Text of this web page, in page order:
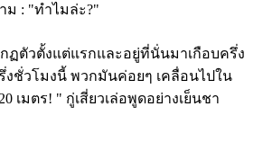
ม : "ทำไมล่ะ?"
กฏตัวตั้งแต่แรกและอยู่ที่นั่นมาเกือบครึ่ง
งชั่วโมงนี้ พวกมันค่อยๆ เคลื่อนไปใน
เมตร! " กู่เสี่ยวเล่อพูดอย่างเย็นชา